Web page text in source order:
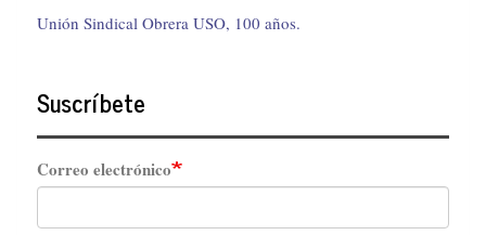
Unión Sindical Obrera USO, 100 años.
Suscríbete
Correo electrónico